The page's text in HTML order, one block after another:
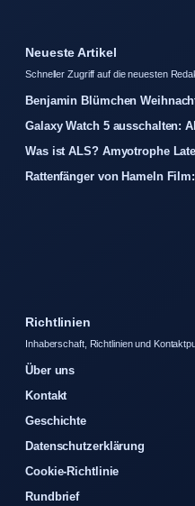
Neueste Artikel
Schneller Zugriff auf die neuesten
Benjamin Blümchen
Galaxy Watch 5 ausschalten:
Was ist ALS? Amyotrophe
Rattenfänger von Hameln
Richtlinien
Inhaberschaft, Richtlinien und
Über uns
Kontakt
Geschichte
Datenschutzerklärung
Cookie-Richtlinie
Rundbrief